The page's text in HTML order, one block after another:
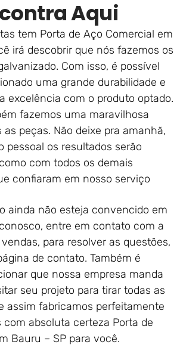
Aqui
tem Porta de Aço Comercial em
irá descobrir que nós fazemos os
Com isso, é possível
uma grande durabilidade e
excelência com o produto optado.
fazemos uma maravilhosa
peças. Não deixe pra amanhã,
pessoal os resultados serão
com todos os demais
confiaram em nosso serviço
ainda não esteja convencido em
entre em contato com a
para resolver as questões,
de contato. Também é
que nossa empresa manda
seu projeto para tirar todas as
assim fabricamos perfeitamente
com absoluta certeza Porta de
Bauru – SP para você.